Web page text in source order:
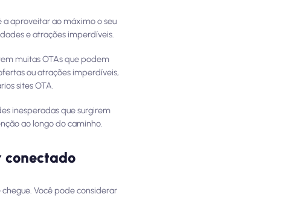
aproveitar ao máximo o seu
e atrações imperdíveis.
muitas OTAs que podem
ou atrações imperdíveis,
sites OTA.
inesperadas que surgirem
ao longo do caminho.
conectado
Você pode considerar